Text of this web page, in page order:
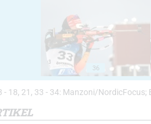
36
- 18, 21, 33 - 34: Manzoni/